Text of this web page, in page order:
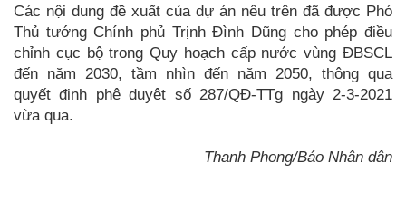
Các nội dung đề xuất của dự án nêu trên đã được Phó
Thủ tướng Chính phủ Trịnh Đình Dũng cho phép điều
chỉnh cục bộ trong Quy hoạch cấp nước vùng ĐBSCL
đến năm 2030, tầm nhìn đến năm 2050, thông qua
quyết định phê duyệt số 287/QĐ-TTg ngày 2-3-2021
vừa qua.
Thanh Phong/Báo Nhân dân